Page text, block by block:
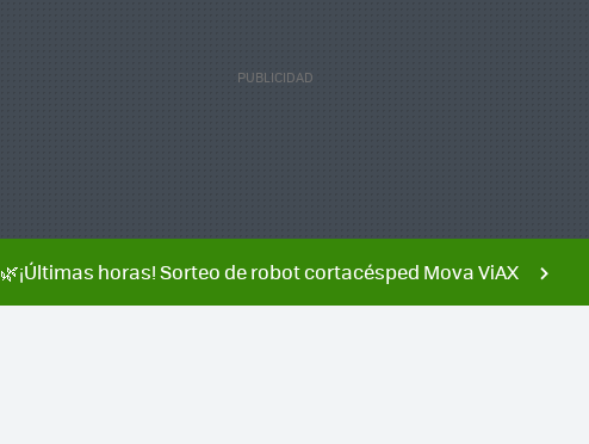
🌿¡Últimas horas! Sorteo de robot cortacésped Mova ViAX